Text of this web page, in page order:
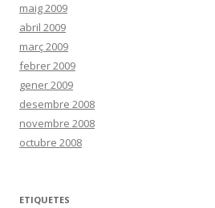
maig 2009
abril 2009
març 2009
febrer 2009
gener 2009
desembre 2008
novembre 2008
octubre 2008
ETIQUETES